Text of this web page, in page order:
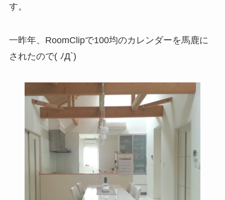
す。
一昨年、RoomClipで100均のカレンダーを馬鹿に
されたので( ﾉД`)